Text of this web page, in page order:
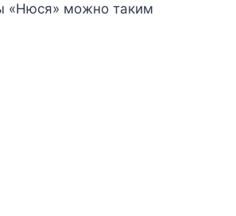
«Нюся» можно таким